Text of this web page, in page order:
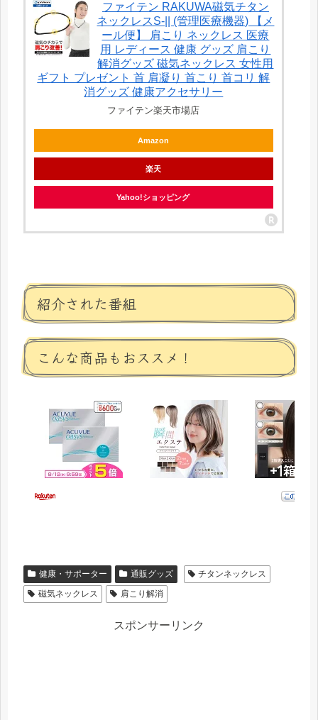
ファイテン RAKUWA磁気チタン
ネックレスS-|| (管理医療機器) 【メ
ール便】 肩こり ネックレス 医療
用 レディース 健康 グッズ 肩こり
解消グッズ 磁気ネックレス 女性用
ギフト プレゼント 首 肩凝り 首こり 首コリ 解
消グッズ 健康アクセサリー
ファイテン楽天市場店
Amazon
楽天
Yahoo!ショッピング
紹介された番組
こんな商品もおススメ！
健康・サポーター 通販グッズ
チタンネックレス
磁気ネックレス
肩こり解消
スポンサーリンク